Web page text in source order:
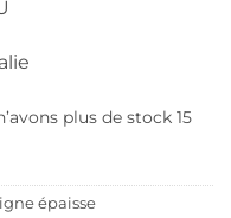
plus de stock 15
épaisse